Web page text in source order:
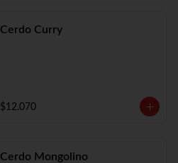
Cerdo Curry
$12.070
Cerdo Mongolino